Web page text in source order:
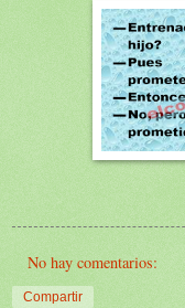
No hay comentarios:
Compartir